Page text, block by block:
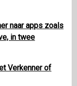
naar apps zoals
in twee
Verkenner of